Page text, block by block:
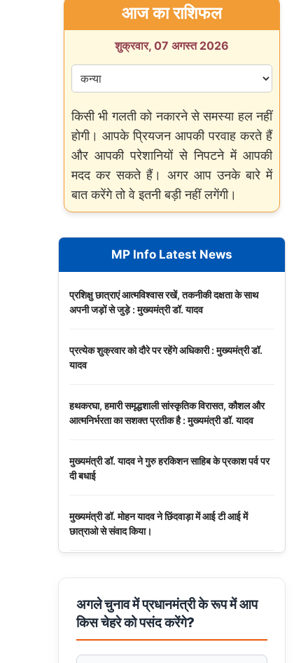
आज का राशिफल
शुक्रवार, 07 अगस्त 2026
किसी भी गलती को नकारने से समस्या हल नहीं
होगी। आपके प्रियजन आपकी परवाह करते हैं
और आपकी परेशानियों से निपटने में आपकी
मदद कर सकते हैं। अगर आप उनके बारे में
बात करेंगे तो वे इतनी बड़ी नहीं लगेंगी।
MP Info Latest News
प्रशिक्षु छात्राएं आत्मविश्वास रखें, तकनीकी दक्षता के साथ
अपनी जड़ों से जुड़े : मुख्यमंत्री डॉ. यादव
प्रत्येक शुक्रवार को दौरे पर रहेंगे अधिकारी : मुख्यमंत्री डॉ.
यादव
हथकरघा, हमारी समृद्धशाली सांस्कृतिक विरासत, कौशल और
आत्मनिर्भरता का सशक्त प्रतीक है : मुख्यमंत्री डॉ. यादव
मुख्यमंत्री डॉ. यादव ने गुरु हरकिशन साहिब के प्रकाश पर्व पर
दी बधाई
मुख्यमंत्री डॉ. मोहन यादव ने छिंदवाड़ा में आई टी आई में
छात्राओ से संवाद किया।
मुख्यमंत्री डॉ. यादव ने बाबूलाल जैन की पुण्यतिथि पर किया
नमन
अगले चुनाव में प्रधानमंत्री के रूप में आप
किस चेहरे को पसंद करेंगे?